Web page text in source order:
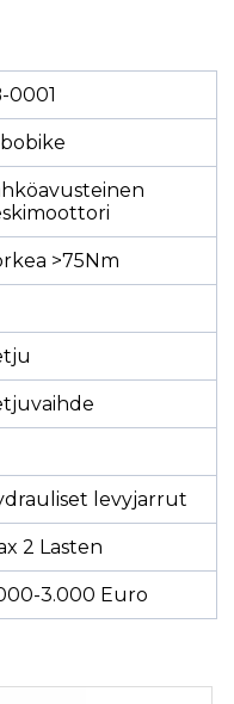
0001
>75Nm
levyjarrut
2 Lasten
3.000 Euro